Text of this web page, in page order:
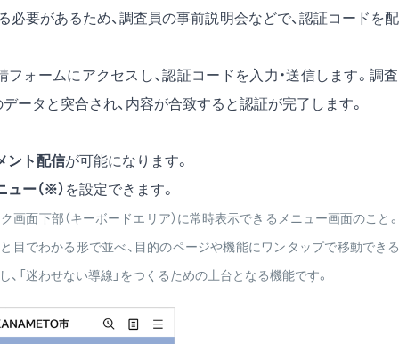
必要があるため、調査員の事前説明会などで、認証コードを
ォームにアクセスし、認証コードを入力・送信します。調
ータと突合され、内容が合致すると認証が完了します。
ント配信が可能になります。
ー（※） を設定できます。
面下部（キーボードエリア）に常時表示できるメニュー画面のこと
目でわかる形で並べ、目的のページや機能にワンタップで移動でき
「迷わせない導線」をつくるための土台となる機能です。